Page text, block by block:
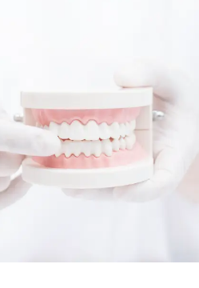
訪問歯科診療
矯正歯科